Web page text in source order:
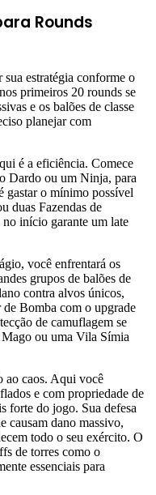
Rounds
estratégia conforme o
primeiros 20 rounds se
e os balões de classe
planejar com
é a eficiência. Comece
Dardo ou um Ninja, para
gastar o mínimo possível
duas Fazendas de
no início garante um late
você enfrentará os
grupos de balões de
contra alvos únicos,
Bomba com o upgrade
de camuflagem se
ou uma Vila Símia
ao caos. Aqui você
e com propriedade de
forte do jogo. Sua defesa
causam dano massivo,
todo o seu exército. O
de torres como o
essenciais para